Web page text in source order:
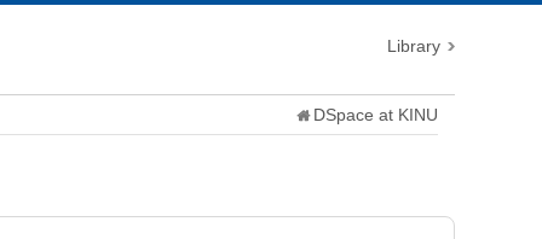
Library
DSpace at KINU